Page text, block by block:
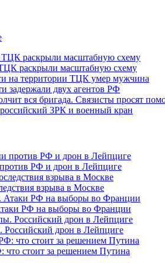
раскрыли масштабную схему
на территории ТЦК умер мужчина
задержали двух агентов РФ
вся бригада. Связисты просят
ЗРК и военный кран
РФ и дрон в Лейпциге
взрыва в Москве
РФ на выборы во Франции
Российский дрон в Лейпциге
стоит за решением Путина